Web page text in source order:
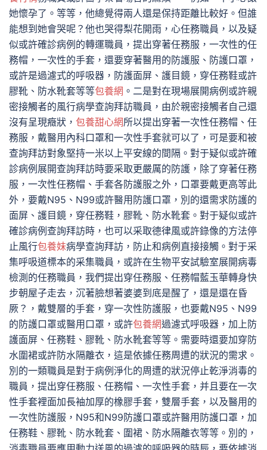
她懷孕了。等等，他總覺得兩人還是保持距離比較好。但誰
能想到她會哭呢？他也哭得梨花開雨，心任務職員，以及疑
似或許確診病例的轉運職員，提出穿著任務服，一次性的任
務帽，一次性的手套，還要穿著醫用的防護服、防護口罩，
或許是過濾式的呼吸器，防護面屏、護目鏡，穿任務鞋或許
膠靴、防水靴套等等包養網 。二是對在現場展開病例或許親
密接觸者的風行病學查詢拜訪職員，由於親密接觸者自己還
沒有呈現癥狀， 包養甜心網所以提出穿著一次性任務帽、任
務服，戴醫用內科口罩和一次性手套就可以了，可是要和被
查詢拜訪對象堅持一米以上平安線的間隔。對于疑似或許確
診病例展開查詢拜訪時要采取更嚴厲的防護，除了穿著任務
服，一次性任務帽、手套各防護服之外，口罩要戴更高等此
外，要戴N95、N99或許醫用防護口罩，別的還需求防護的
面屏、護目鏡，穿任務鞋，膠靴、防水靴套。對于疑似或許
確診病例查詢拜訪時，也可以采取德律風或許錄像的方法停
止風行包養妹病學查詢拜訪，防止和病例直接接觸。對于采
集呼吸道標本的采集職員，或許在生物平安試驗室展開病毒
檢測的任務職員，我們提出穿任務服、任務帽藍玉華轉身快
步朝屋子走去，沉著臉想著婆婆到底是醒了，還是還在昏
厥？，戴雙層的手套，穿一次性防護服，也要戴N95、N99
的防護口罩或醫用口罩，或許包養網過濾式呼吸器，加上防
護面屏、任務鞋、膠靴、防水靴套等等。需要時還要加穿防
水圍裙或許防水隔離衣，這是依據任務周遭的狀況的需求。
別的一類職員是對于病例淨化的周遭的狀況停止乾淨消毒的
職員，提出穿任務服、任務帽、一次性手套，并且要在一次
性手套裡面加長袖加厚的橡膠手套，雙層手套，以及醫用的
一次性防護服，N95和N99防護口罩或許醫用防護口罩，加
任務鞋、膠靴、防水靴套、圍裙、防水隔離衣等等。別的，